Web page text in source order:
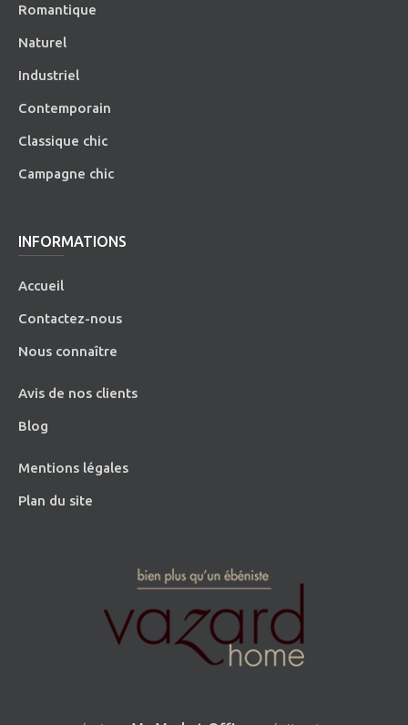
Romantique
Naturel
Industriel
Contemporain
Classique chic
Campagne chic
INFORMATIONS
Accueil
Contactez-nous
Nous connaître
Avis de nos clients
Blog
Mentions légales
Plan du site